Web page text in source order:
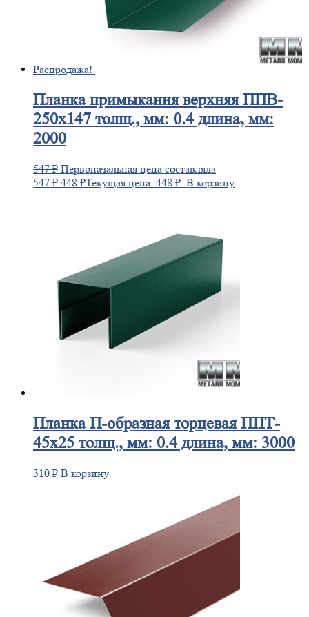
Распродажа!
Планкапримыкания верхняя ППВ-
250х147 толщ., мм: 0.4 длина, мм:
2000
547₽ Первоначальная цена составляла
547 ₽.448 ₽Текущая цена: 448 ₽. В корзину
ПланкаП-образная торцевая ППТ-
45х25 толщ., мм: 0.4 длина, мм: 3000
310 ₽ В корзину